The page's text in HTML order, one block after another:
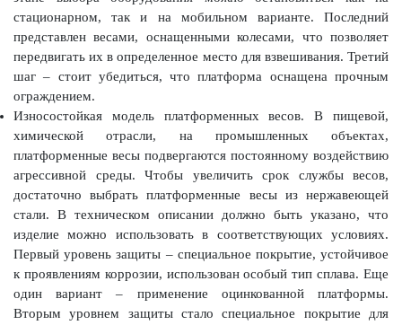
стационарном, так и на мобильном варианте. Последний
представлен весами, оснащенными колесами, что позволяет
передвигать их в определенное место для взвешивания. Третий
шаг – стоит убедиться, что платформа оснащена прочным
ограждением.
Износостойкая модель платформенных весов. В пищевой,
химической отрасли, на промышленных объектах,
платформенные весы подвергаются постоянному воздействию
агрессивной среды. Чтобы увеличить срок службы весов,
достаточно выбрать платформенные весы из нержавеющей
стали. В техническом описании должно быть указано, что
изделие можно использовать в соответствующих условиях.
Первый уровень защиты – специальное покрытие, устойчивое
к проявлениям коррозии, использован особый тип сплава. Еще
один вариант – применение оцинкованной платформы.
Вторым уровнем защиты стало специальное покрытие для